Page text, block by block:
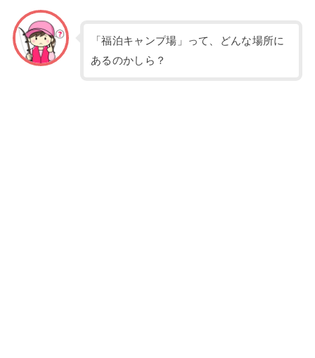
「福泊キャンプ場」って、どんな場所に
あるのかしら？